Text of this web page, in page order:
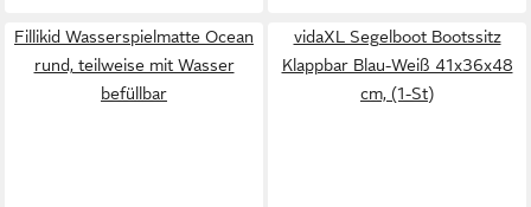
Fillikid Wasserspielmatte Ocean
rund, teilweise mit Wasser
befüllbar
vidaXL Segelboot Bootssitz
Klappbar Blau-Weiß 41x36x48
cm, (1-St)